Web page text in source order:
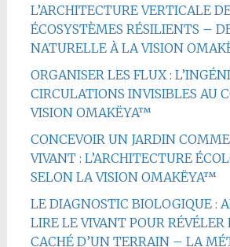
L’ARCHITECTURE VERTICALE
ÉCOSYSTÈMES RÉSILIENTS –
NATURELLE À LA VISION
ORGANISER LES FLUX :
CIRCULATIONS INVISIBLES AU
VISION OMAKËYA™
CONCEVOIR UN JARDIN
VIVANT : L’ARCHITECTURE
SELON LA VISION OMAKËYA™
LE DIAGNOSTIC BIOLOGIQUE :
LIRE LE VIVANT POUR
CACHÉ D’UN TERRAIN – LA